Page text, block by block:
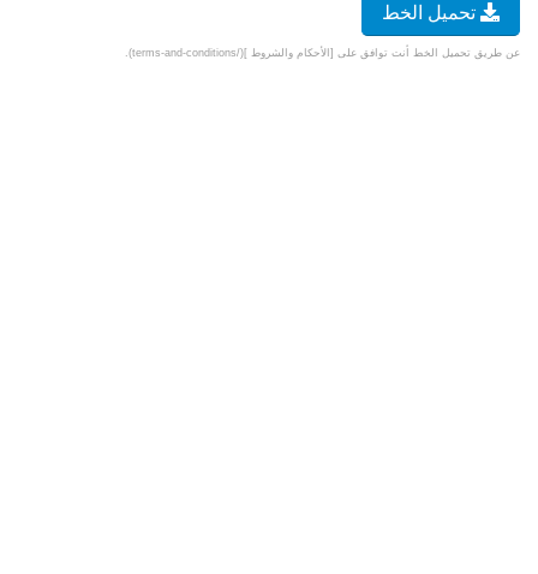
تحميل الخط
عن طريق تحميل الخط أنت توافق على [الأحكام والشروط ](/terms-and-conditions).